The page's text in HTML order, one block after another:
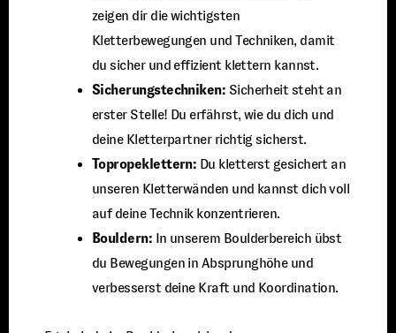
zeigen dir die wichtigsten
Kletterbewegungen und Techniken, damit
du sicher und effizient klettern kannst.
Sicherungstechniken: Sicherheit steht an
erster Stelle! Du erfährst, wie du dich und
deine Kletterpartner richtig sicherst.
Topropeklettern: Du kletterst gesichert an
unseren Kletterwänden und kannst dich voll
auf deine Technik konzentrieren.
Bouldern: In unserem Boulderbereich übst
du Bewegungen in Absprunghöhe und
verbesserst deine Kraft und Koordination.